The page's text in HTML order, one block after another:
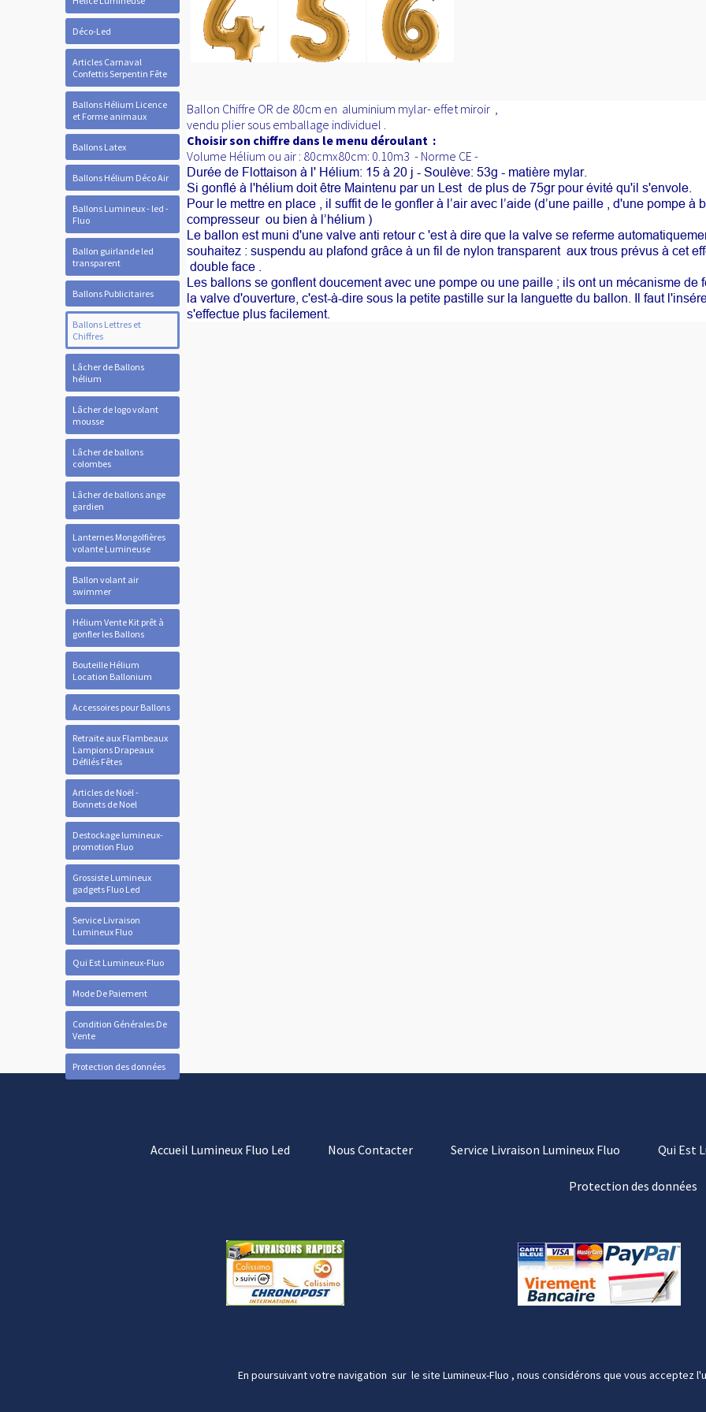
Déco-Led
Articles Carnaval
Confettis Serpentin Fête
Ballons Hélium Licence
et Forme animaux
Ballons Latex
Ballons Hélium Déco Air
Ballons Lumineux - led -
Fluo
Ballon guirlande led
transparent
Ballons Publicitaires
Ballons Lettres et
Chiffres
Lâcher de Ballons
hélium
Lâcher de logo volant
mousse
Lâcher de ballons
colombes
Lâcher de ballons ange
gardien
Lanternes Mongolfières
volante Lumineuse
Ballon volant air
swimmer
Hélium Vente Kit prêt à
gonfler les Ballons
Bouteille Hélium
Location Ballonium
Accessoires pour Ballons
Retraite aux Flambeaux
Lampions Drapeaux
Défilés Fêtes
Articles de Noël -
Bonnets de Noel
Destockage lumineux-
promotion Fluo
Grossiste Lumineux
gadgets Fluo Led
Service Livraison
Lumineux Fluo
Qui Est Lumineux-Fluo
Mode De Paiement
Condition Générales De
Vente
Protection des données
Accueil Lumineux Fluo Led Nous Contacter Service Livraison Lumineux Fluo Qui Est
Protection des données
En poursuivant votre navigation sur le site Lumineux-Fluo , nous considérons que vous acceptez
Ballon Chiffre OR de 80cm en aluminium mylar- effet miroir ,
vendu plier sous emballage individuel .
Choisir son chiffre dans le menu déroulant :
Volume Hélium ou air : 80cmx80cm: 0.10m3 - Norme CE -
Durée de Flottaison à l' Hélium: 15 à 20 j - Soulève: 53g - matière mylar.
Si gonflé à l'hélium doit être Maintenu par un Lest de plus de 75gr pour évité qu'il s'envole.
Pour le mettre en place , il suffit de le gonfler à l’air avec l’aide (d’une paille , d'une pompe
compresseur ou bien à l’hélium )
Le ballon est muni d'une valve anti retour c 'est à dire que la valve se referme
souhaitez : suspendu au plafond grâce à un fil de nylon transparent aux trous prévus à cet
double face .
Les ballons se gonflent doucement avec une pompe ou une paille ; ils ont un mécanisme
la valve d'ouverture, c'est-à-dire sous la petite pastille sur la languette du ballon. Il faut
s'effectue plus facilement.